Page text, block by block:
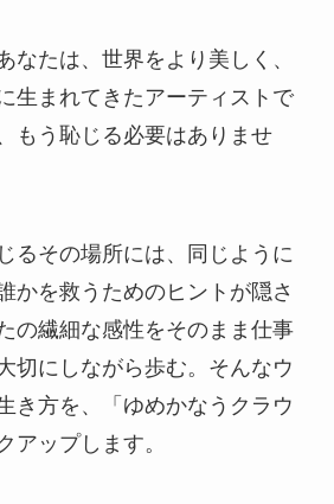
なたは、世界をより美しく、
生まれてきたアーティストで
もう恥じる必要はありませ
るその場所には、同じように
かを救うためのヒントが隠さ
の繊細な感性をそのまま仕事
切にしながら歩む。そんなウ
き方を、「ゆめかなうクラウ
アップします。